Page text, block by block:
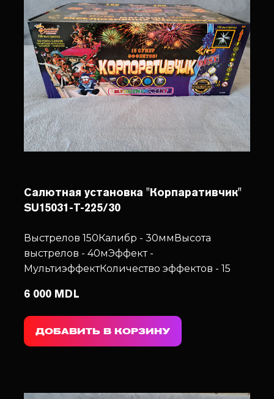
Салютная установка "Корпаративчик"
SU15031-T-225/30
Выстрелов 150Калибр - 30ммВысота
выстрелов - 40мЭффект -
МультиэффектКоличество эффектов - 15
6 000 MDL
ДОБАВИТЬ В КОРЗИНУ